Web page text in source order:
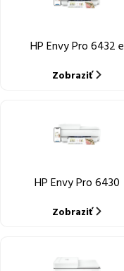
HP Envy Pro 6432 e
Zobraziť
HP Envy Pro 6430
Zobraziť